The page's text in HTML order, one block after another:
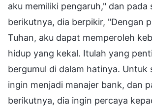
aku memiliki pengaruh," dan pada
berikutnya, dia berpikir, "Dengan
Tuhan, aku dapat memperoleh
hidup yang kekal. Itulah yang
bergumul di dalam hatinya. Untuk
ingin menjadi manajer bank, dan
berikutnya, dia ingin percaya